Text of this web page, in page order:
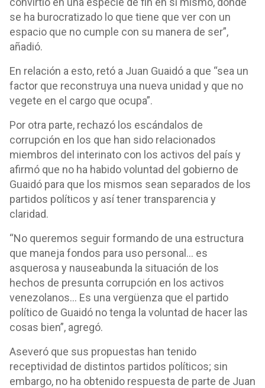
se ha burocratizado lo que tiene que ver con un
espacio que no cumple con su manera de ser”,
añadió.
En relación a esto, retó a Juan Guaidó a que “sea un
factor que reconstruya una nueva unidad y que no
vegete en el cargo que ocupa”.
Por otra parte, rechazó los escándalos de
corrupción en los que han sido relacionados
miembros del interinato con los activos del país y
afirmó que no ha habido voluntad del gobierno de
Guaidó para que los mismos sean separados de los
partidos políticos y así tener transparencia y
claridad.
“No queremos seguir formando de una estructura
que maneja fondos para uso personal… es
asquerosa y nauseabunda la situación de los
hechos de presunta corrupción en los activos
venezolanos… Es una vergüenza que el partido
político de Guaidó no tenga la voluntad de hacer las
cosas bien”, agregó.
Aseveró que sus propuestas han tenido
receptividad de distintos partidos políticos; sin
embargo, no ha obtenido respuesta de parte de Juan